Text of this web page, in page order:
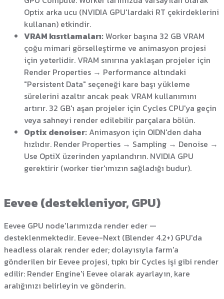
Optix arka ucu (NVIDIA GPU'lardaki RT çekirdeklerini
kullanan) etkindir.
VRAM kısıtlamaları: Worker başına 32 GB VRAM
çoğu mimari görselleştirme ve animasyon projesi
için yeterlidir. VRAM sınırına yaklaşan projeler için
Render Properties → Performance altındaki
"Persistent Data" seçeneği kare başı yükleme
sürelerini azaltır ancak peak VRAM kullanımını
artırır. 32 GB'ı aşan projeler için Cycles CPU'ya geçin
veya sahneyi render edilebilir parçalara bölün.
Optix denoiser: Animasyon için OIDN'den daha
hızlıdır. Render Properties → Sampling → Denoise →
Use OptiX üzerinden yapılandırın. NVIDIA GPU
gerektirir (worker tier'ımızın sağladığı budur).
Eevee (destekleniyor, GPU)
Eevee GPU node'larımızda render eder —
desteklenmektedir. Eevee-Next (Blender 4.2+) GPU'da
headless olarak render eder; dolayısıyla farm'a
gönderilen bir Eevee projesi, tıpkı bir Cycles işi gibi render
edilir: Render Engine'i Eevee olarak ayarlayın, kare
aralığınızı belirleyin ve gönderin.